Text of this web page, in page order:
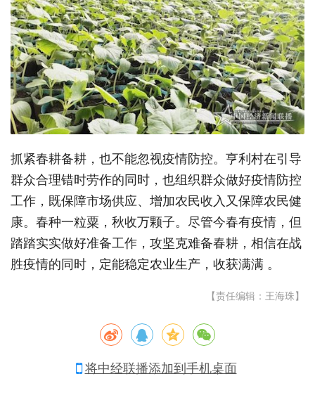
抓紧春耕备耕，也不能忽视疫情防控。亨利村在引导
群众合理错时劳作的同时，也组织群众做好疫情防控
工作，既保障市场供应、增加农民收入又保障农民健
康。春种一粒粟，秋收万颗子。尽管今春有疫情，但
踏踏实实做好准备工作，攻坚克难备春耕，相信在战
胜疫情的同时，定能稳定农业生产，收获满满 。
【责任编辑：王海珠】
将中经联播添加到手机桌面